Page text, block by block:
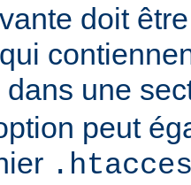
doit
dans une
peut